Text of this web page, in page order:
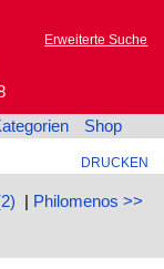
Erweiterte Suche
Shop
DRUCKEN
| Philomenos >>